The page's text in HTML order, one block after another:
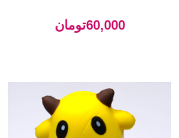
60,000تومان